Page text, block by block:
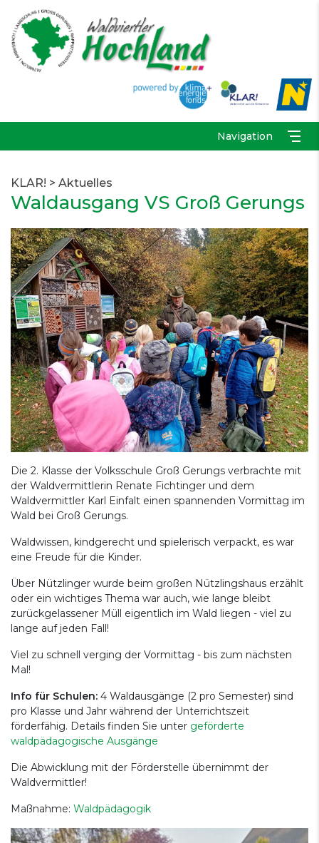
Navigation
KLAR! > Aktuelles
Waldausgang VS Groß Gerungs
Die 2. Klasse der Volksschule Groß Gerungs verbrachte mit
der Waldvermittlerin Renate Fichtinger und dem
Waldvermittler Karl Einfalt einen spannenden Vormittag im
Wald bei Groß Gerungs.
Waldwissen, kindgerecht und spielerisch verpackt, es war
eine Freude für die Kinder.
Über Nützlinger wurde beim großen Nützlingshaus erzählt
oder ein wichtiges Thema war auch, wie lange bleibt
zurückgelassener Müll eigentlich im Wald liegen - viel zu
lange auf jeden Fall!
Viel zu schnell verging der Vormittag - bis zum nächsten
Mal!
Info für Schulen: 4 Waldausgänge (2 pro Semester) sind
pro Klasse und Jahr während der Unterrichtszeit
förderfähig. Details finden Sie unter geförderte
waldpädagogische Ausgänge
Die Abwicklung mit der Förderstelle übernimmt der
Waldvermittler!
Maßnahme: Waldpädagogik